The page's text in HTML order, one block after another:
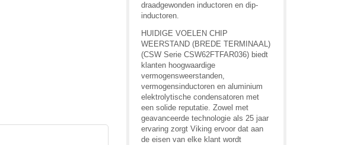
draadgewonden inductoren en dip-
inductoren.
HUIDIGE VOELEN CHIP
WEERSTAND (BREDE TERMINAAL)
(CSW Serie CSW62FTFAR036) biedt
klanten hoogwaardige
vermogensweerstanden,
vermogensinductoren en aluminium
elektrolytische condensatoren met
een solide reputatie. Zowel met
geavanceerde technologie als 25 jaar
ervaring zorgt Viking ervoor dat aan
de eisen van elke klant wordt